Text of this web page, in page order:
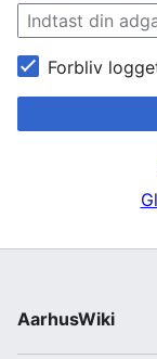
Forbliv
AarhusWiki